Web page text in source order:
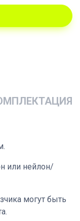
или нейлон/
могут быть